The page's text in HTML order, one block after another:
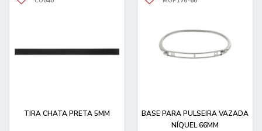
TIRA CHATA PRETA 5MM
BASE PARA PULSEIRA VAZADA
NÍQUEL 66MM